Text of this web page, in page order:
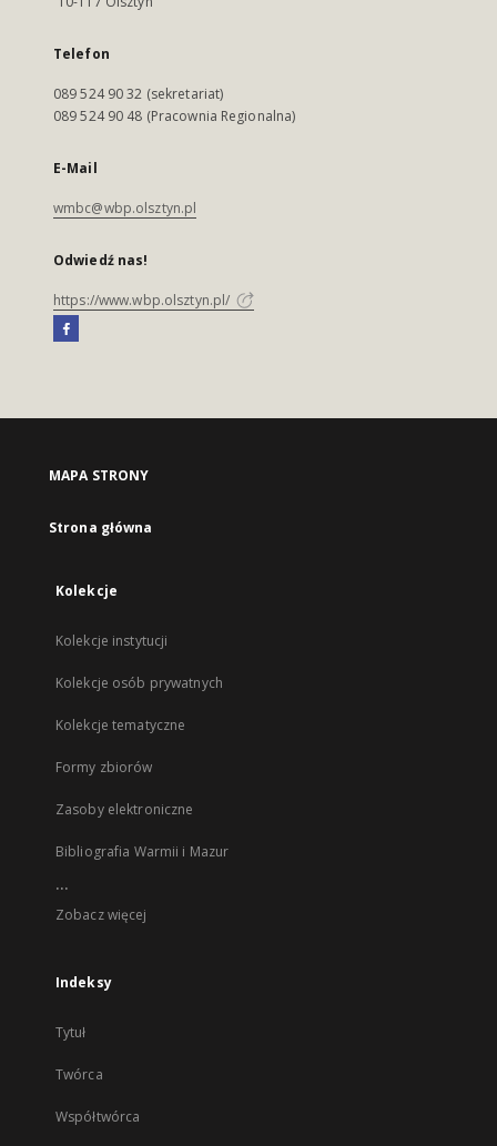
Telefon
089 524 90 32 (sekretariat)
089 524 90 48 (Pracownia Regionalna)
E-Mail
wmbc@wbp.olsztyn.pl
Odwiedź nas!
https://www.wbp.olsztyn.pl/
MAPA STRONY
Strona główna
Kolekcje
Kolekcje instytucji
Kolekcje osób prywatnych
Kolekcje tematyczne
Formy zbiorów
Zasoby elektroniczne
Bibliografia Warmii i Mazur
...
Zobacz więcej
Indeksy
Tytuł
Twórca
Współtwórca